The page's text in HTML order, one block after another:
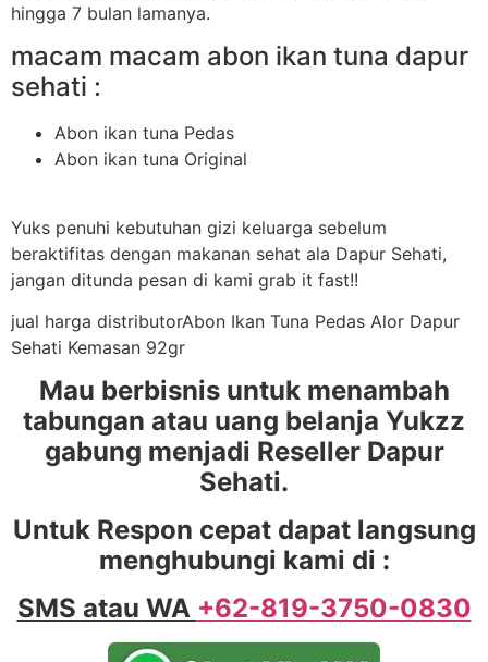
hingga 7 bulan lamanya.
macam macam abon ikan tuna dapur
sehati :
Abon ikan tuna Pedas
Abon ikan tuna Original
Yuks penuhi kebutuhan gizi keluarga sebelum
beraktifitas dengan makanan sehat ala Dapur Sehati,
jangan ditunda pesan di kami grab it fast!!
jual harga distributorAbon Ikan Tuna Pedas Alor Dapur
Sehati Kemasan 92gr
Mau berbisnis untuk menambah
tabungan atau uang belanja Yukzz
gabung menjadi Reseller Dapur
Sehati.
Untuk Respon cepat dapat langsung
menghubungi kami di :
SMS atau WA +62-819-3750-0830